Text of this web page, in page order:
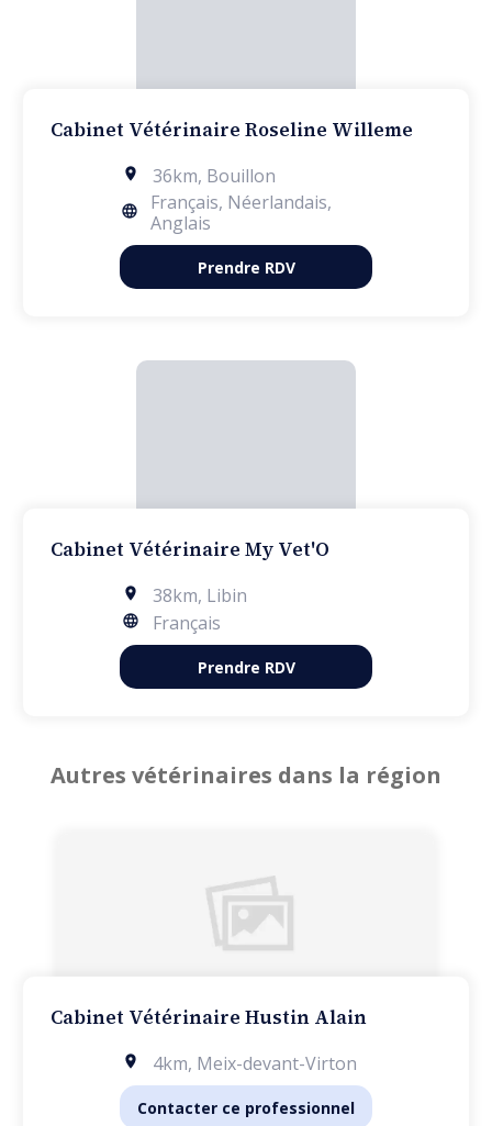
Cabinet Vétérinaire Roseline Willeme
36km, Bouillon
Français, Néerlandais,
Anglais
Prendre RDV
Cabinet Vétérinaire My Vet'O
38km, Libin
Français
Prendre RDV
Autres vétérinaires dans la région
Cabinet Vétérinaire Hustin Alain
4km, Meix-devant-Virton
Contacter ce professionnel